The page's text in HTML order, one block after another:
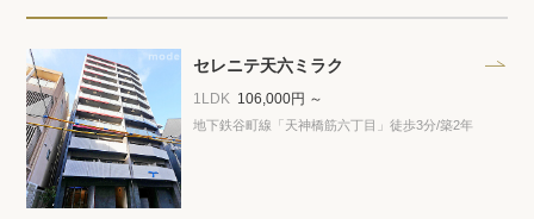
アクセスランキング
保存した物件
閲覧履歴
セレニテ天六ミラク
1LDK 106,000円 ～
地下鉄谷町線「天神橋筋六丁目」徒歩3分/築2年